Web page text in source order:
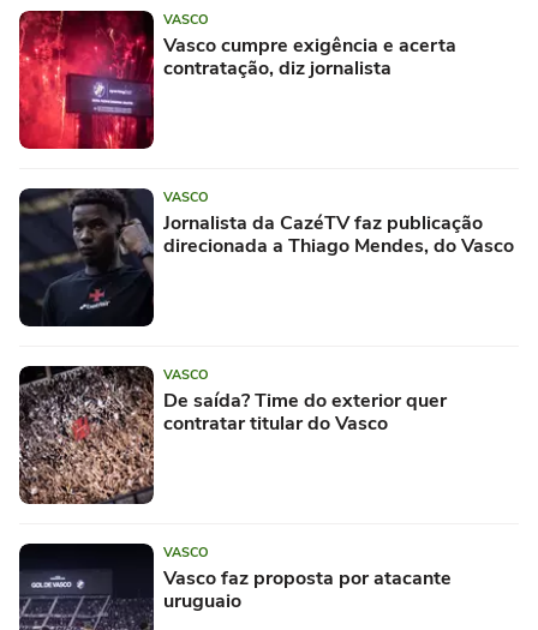
VASCO
Vasco cumpre exigência e acerta
contratação, diz jornalista
VASCO
Jornalista da CazéTV faz publicação
direcionada a Thiago Mendes, do Vasco
VASCO
De saída? Time do exterior quer
contratar titular do Vasco
VASCO
Vasco faz proposta por atacante
uruguaio